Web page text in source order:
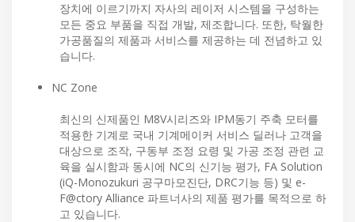
장치에 이르기까지 자사의 레이저 시스템을 구성하는
모든 중요 부품을 직접 개발, 제조합니다. 또한, 탁월한
가공품질의 제품과 서비스를 제공하는 데 전념하고 있
습니다.
NC Zone
최신의 신제품인 M8V시리즈와 IPM동기 주축 모터를
적용한 기계로 국내 기계메이커 서비스 딜러나 고객을
대상으로 조작, 구동부 조정 요령 및 가공 조정 관련 교
육을 실시함과 동시에 NC의 신기능 평가, FA Solution
(iQ-Monozukuri 공구마모진단, DRC기능 등) 및 e-
F@ctory Alliance 파트너사의 제품 평가를 목적으로 하
고 있습니다.